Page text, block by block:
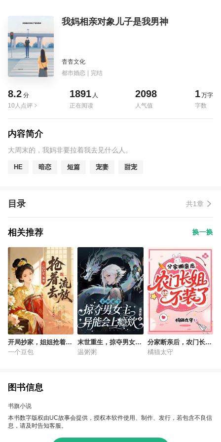
我妈相亲对象儿子是我男神
杳杳文化
都市婚恋 | 完结
8.2 分
10人点评
1891 人
正在阅读
2098
人气值
1万字
字数
内容简介
大周末的，我妈非要拉着我去见什么人。
HE 暗恋 短篇 宠妻 甜宠
目录 共1章
相关推荐 换一换
开局抄家，姐姐抢着去
流放
一个豆包
末世重生，掠夺男女主
异能会上瘾欸
温粥粥
分家断亲后，农门长姐
她不装了
橘猫太守
图书信息
书旗小说
本书数字版权由UC故事会提供，授权本软件使用、制作、发行，若包含不良信
息，请及时告知客服。